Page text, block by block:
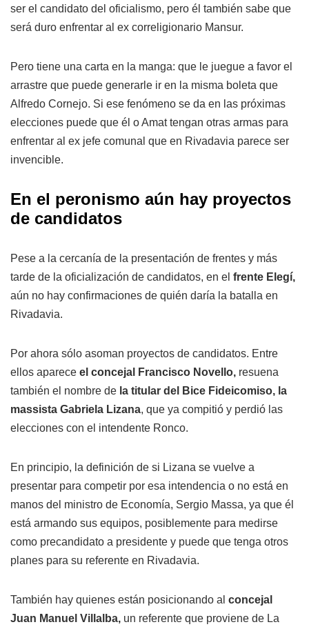
ser el candidato del oficialismo, pero él también sabe que
será duro enfrentar al ex correligionario Mansur.
Pero tiene una carta en la manga: que le juegue a favor el
arrastre que puede generarle ir en la misma boleta que
Alfredo Cornejo. Si ese fenómeno se da en las próximas
elecciones puede que él o Amat tengan otras armas para
enfrentar al ex jefe comunal que en Rivadavia parece ser
invencible.
En el peronismo aún hay proyectos
de candidatos
Pese a la cercanía de la presentación de frentes y más
tarde de la oficialización de candidatos, en el frente Elegí,
aún no hay confirmaciones de quién daría la batalla en
Rivadavia.
Por ahora sólo asoman proyectos de candidatos. Entre
ellos aparece el concejal Francisco Novello, resuena
también el nombre de la titular del Bice Fideicomiso, la
massista Gabriela Lizana, que ya compitió y perdió las
elecciones con el intendente Ronco.
En principio, la definición de si Lizana se vuelve a
presentar para competir por esa intendencia o no está en
manos del ministro de Economía, Sergio Massa, ya que él
está armando sus equipos, posiblemente para medirse
como precandidato a presidente y puede que tenga otros
planes para su referente en Rivadavia.
También hay quienes están posicionando al concejal
Juan Manuel Villalba, un referente que proviene de La